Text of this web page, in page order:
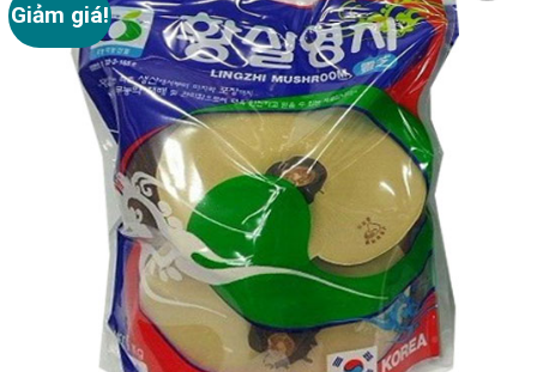
Giảm giá!
Add to
Wishlist